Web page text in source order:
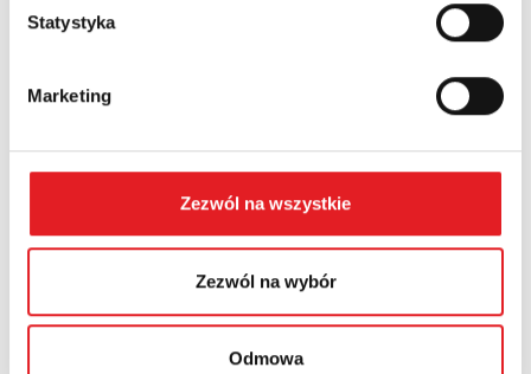
Statystyka
Marketing
Zezwól na wszystkie
Zezwól na wybór
Odmowa
Województwo:
Treść: *
Wyrażam zgodę na przetwarzanie moich danych
temat przetwarzania danych osobowych wPolityce